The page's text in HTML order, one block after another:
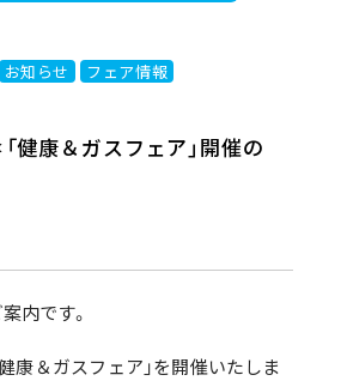
全ての記事
お知らせ フェア情報
健康＆ガスフェア」開催の
内です。
康＆ガスフェア」を開催いたしま